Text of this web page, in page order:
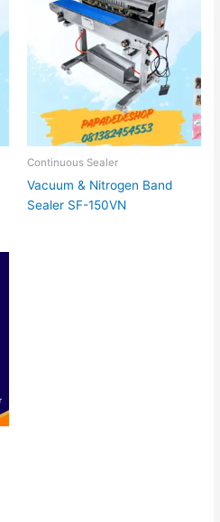
Continuous Sealer
Vacuum & Nitrogen Band
Sealer SF-150VN